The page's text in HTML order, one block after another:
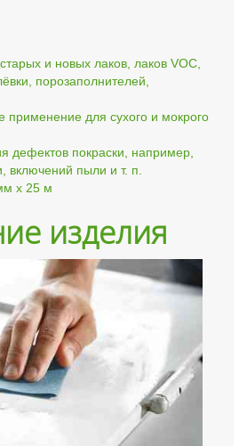
и новых лаков, лаков VOC,
порозаполнителей,
применение для сухого и мокрого
дефектов покраски, например,
включений пыли и т. п.
x 25 м
изделия